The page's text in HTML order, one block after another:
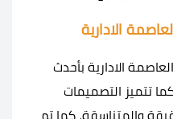
الادارية
الادارية بأحدث
تتميز التصميمات
والمتناسقة، كما تم